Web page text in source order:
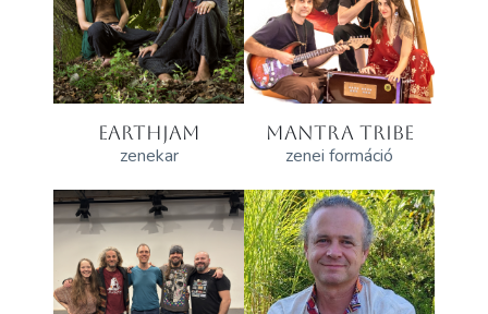
EARTHJAM
zenekar
MANTRA TRIBE
zenei formáció